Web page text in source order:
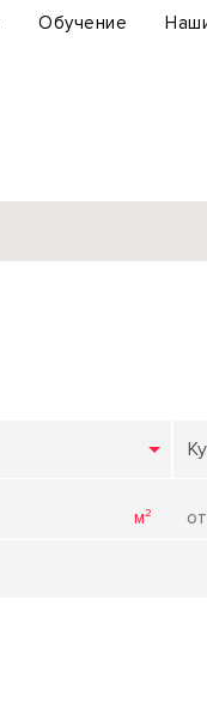
Обучение